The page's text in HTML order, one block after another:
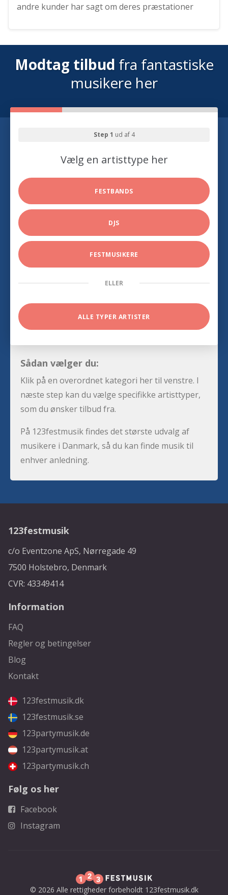
andre kunder har sagt om deres præstationer
Modtag tilbud fra fantastiske
musikere her
Step 1 ud af 4
Vælg en artisttype her
FESTBANDS
DJS
FESTMUSIKERE
ELLER
ALLE TYPER ARTISTER
Sådan vælger du:
Klik på en overordnet kategori her til venstre. I
næste step kan du vælge specifikke artisttyper,
som du ønsker tilbud fra.
På 123festmusik findes det største udvalg af
musikere i Danmark, så du kan finde musik til
enhver anledning.
123festmusik
c/o Eventzone ApS, Nørregade 49
7500 Holstebro, Denmark
CVR: 43349414
Information
FAQ
Regler og betingelser
Blog
Kontakt
123festmusik.dk
123festmusik.se
123partymusik.de
123partymusik.at
123partymusik.ch
Følg os her
Facebook
Instagram
© 2026 Alle rettigheder forbeholdt 123festmusik.dk